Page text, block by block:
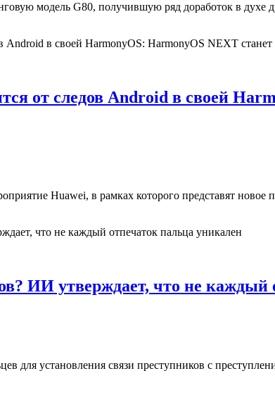
модель G80, получившую ряд доработок в
от следов Android в своей
Huawei, в рамках которого представят
ИИ утверждает, что не каждый
для установления связи преступников с